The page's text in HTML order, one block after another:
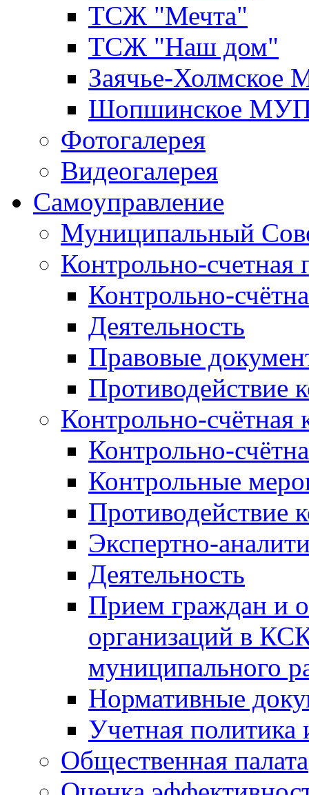
ТСЖ "Мечта"
ТСЖ "Наш дом"
Заячье-
Шопшинское
Фотогалерея
Видеогалерея
Самоуправление
Муниципальный
Контрольно-счетная
Контрольно-
Деятельность
Правовые
Противодействие
Контрольно-счётная
Контрольно-
Контрольные
Противодействие
Экспертно-
Деятельность
Прием граждан и
организаций в
муниципального
Нормативные
Учетная политика
Общественная палата